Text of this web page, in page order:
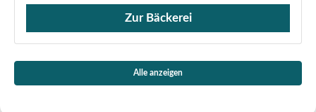
Verkauf von Brötchen,
Zur Bäckerei
Alle anzeigen